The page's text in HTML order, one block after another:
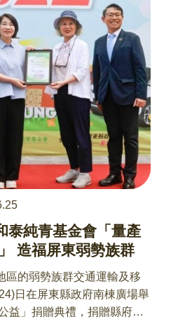
泰純青基金會「量產
造福屏東弱勢族群
區的弱勢族群交通運輸及移
日在屏東縣政府南棟廣場舉
益」捐贈典禮，捐贈縣府車